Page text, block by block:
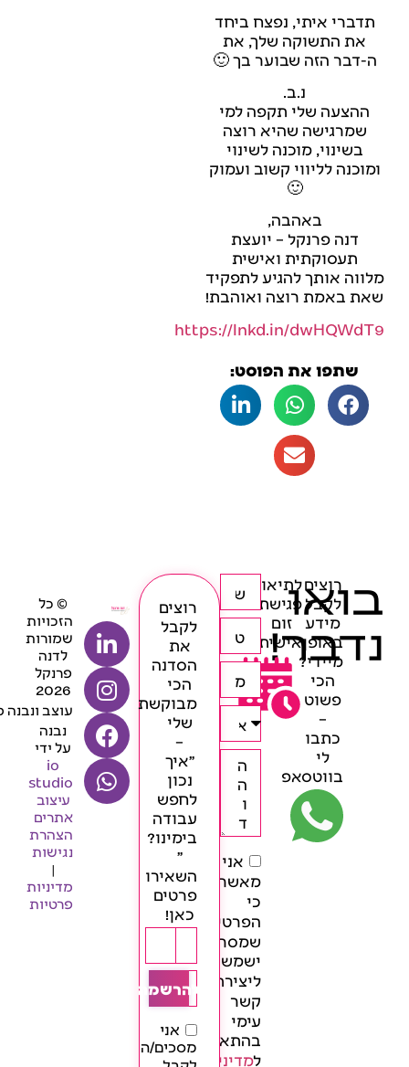
תדברי איתי, נפצח ביחד
את התשוקה שלך, את
ה-דבר הזה שבוער בך 🙂
נ.ב.
ההצעה שלי תקפה למי
שמרגישה שהיא רוצה
בשינוי, מוכנה לשינוי
ומוכנה לליווי קשוב ועמוק
🙂
באהבה,
דנה פרנקל – יועצת
תעסוקתית ואישית
מלווה אותך להגיע לתפקיד
שאת באמת רוצה ואוהבת!
https://lnkd.in/dwHQWdT9
שתפו את הפוסט:
בואו
נדבר!
רוצים
לקבל
מידע
באופן
מיידי?
הכי
פשוט
–
כתבו
לי
בווטסאפ
לתיאום
פגישת
זום
אישית
אני
מאשר/ת
כי
הפרטים
שמסרתי
ישמשו
ליצירת
קשר
עימי
בהתאם
למדיניות
רוצים
לקבל
את
הסדנה
הכי
מבוקשת
שלי
–
״איך
נכון
לחפש
עבודה
בימינו?
״
השאירו
פרטים
כאן!
אני
מסכים/ה
להרשמה
© כל
הזכויות
שמורות
לדנה
פרנקל
2026
עוצב
נבנה
על ידי
io
studio
עיצוב
אתרים
הצהרת
נגישות
|
מדיניות
פרטיות